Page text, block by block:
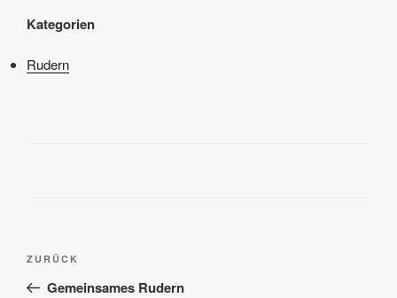
Kategorien
Rudern
Beitragsnavigation
Vorheriger
Beitrag
ZURÜCK
Gemeinsames Rudern